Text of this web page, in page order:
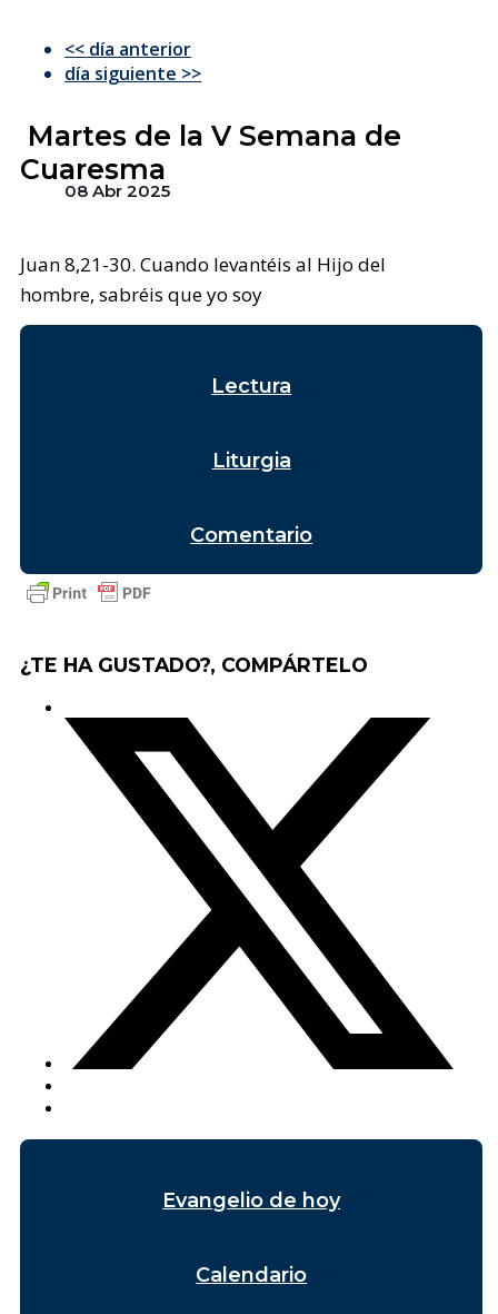
<< día anterior
día siguiente >>
Martes de la V Semana de
Cuaresma
08 Abr 2025
Juan 8,21-30. Cuando levantéis al Hijo del
hombre, sabréis que yo soy
Lectura
Liturgia
Comentario
¿TE HA GUSTADO?, COMPÁRTELO
Evangelio de hoy
Calendario